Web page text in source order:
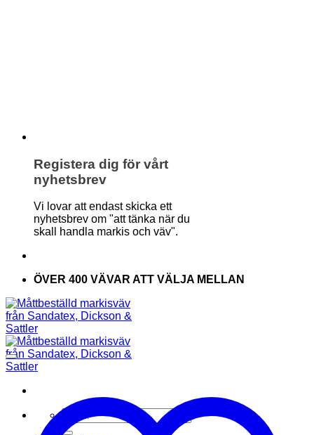
Registera dig för vårt
nyhetsbrev
Vi lovar att endast skicka ett
nyhetsbrev om "att tänka när du
skall handla markis och väv".
ÖVER 400 VÄVAR ATT VÄLJA MELLAN
Sök
efter: